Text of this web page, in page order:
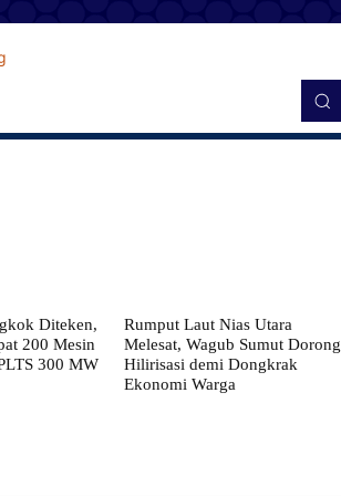
Diteken,
200 Mesin
300 MW
Rumput Laut Nias Utara
Melesat, Wagub Sumut Dorong
Hilirisasi demi Dongkrak
Ekonomi Warga